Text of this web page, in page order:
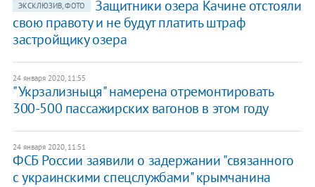
ЭКСКЛЮЗИВ, ФОТО
Защитники озера Качине отстояли
свою правоту и не будут платить штраф
застройщику озера
24 января 2020, 11:55
"Укрзализныця" намерена отремонтировать
300-500 пассажирских вагонов в этом году
24 января 2020, 11:51
ФСБ России заявили о задержании "связанного
с украинскими спецслужбами" крымчанина